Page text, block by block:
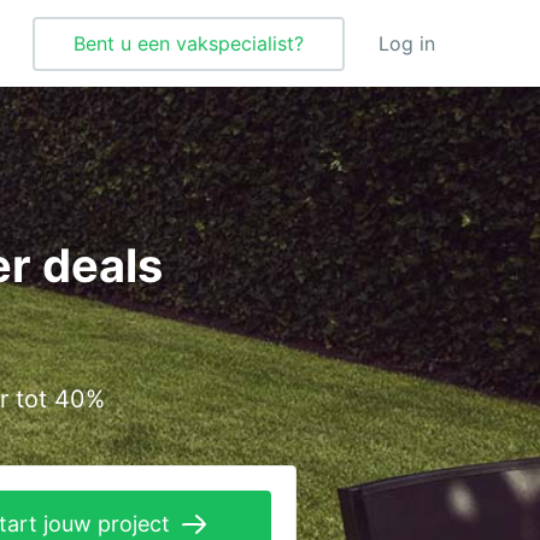
Bent u een vakspecialist? Log in
Tegelzetter
Vloeren
Vochtbestrijding
Warmtepomp
Zonnepanelen
Zonwering
deals
tot 40%
jouw project